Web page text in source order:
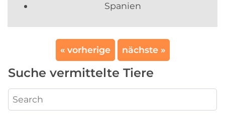
Spanien
« vorherige nächste »
Suche vermittelte Tiere